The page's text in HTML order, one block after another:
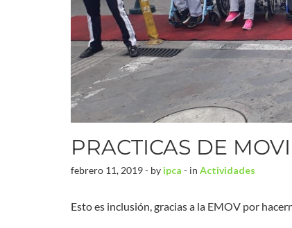
PRACTICAS DE
febrero 11, 2019 - by ipca - in Actividades
Esto es inclusión, gracias a la EMOV por